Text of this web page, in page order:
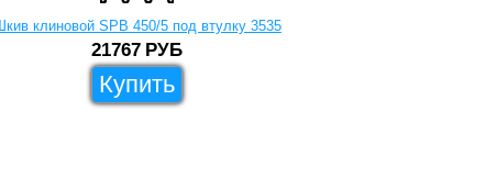
Шкив клиновой SPB 450/5 под втулку 3535
21767 РУБ
Купить